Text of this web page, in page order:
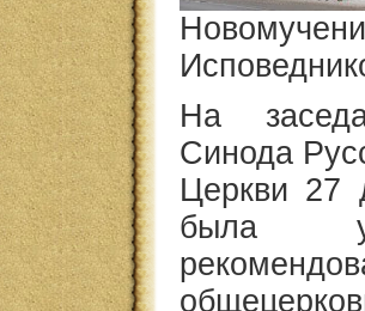
На
Синода
Церкви 27
была